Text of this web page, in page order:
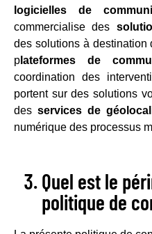
logicielles de
commercialise des
des solutions à destination
p lateformes de
coordination des
portent sur des solutions
des services de
numérique des processus
Quel est le
politique de